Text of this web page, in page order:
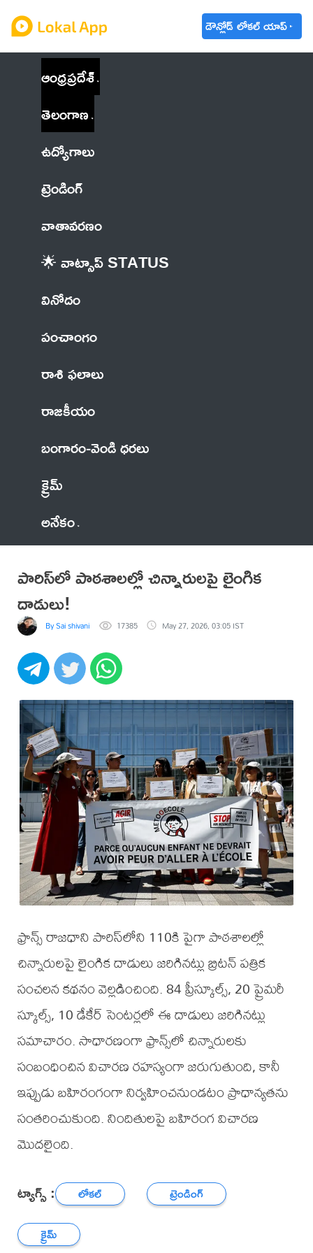
డౌన్లోడ్ లోకల్ యాప్
ఆంధ్రప్రదేశ్
తెలంగాణ
ఉద్యోగాలు
ట్రెండింగ్
వాతావరణం
🌟 వాట్సాప్ STATUS
వినోదం
పంచాంగం
రాశి ఫలాలు
రాజకీయం
బంగారం-వెండి ధరలు
క్రైమ్
అనేకం
పారిస్‌లో పాఠశాలల్లో చిన్నారులపై లైంగిక
దాడులు!
By Sai shivani 17385 May 27, 2026, 03:05 IST
ఫ్రాన్స్ రాజధాని పారిస్‌లోని 110కి పైగా పాఠశాలల్లో
చిన్నారులపై లైంగిక దాడులు జరిగినట్లు బ్రిటన్ పత్రిక
సంచలన కథనం వెల్లడించింది. 84 ప్రీస్కూల్స్, 20 ప్రైమరీ
స్కూల్స్, 10 డేకేర్ సెంటర్లలో ఈ దాడులు జరిగినట్లు
సమాచారం. సాధారణంగా ఫ్రాన్స్‌లో చిన్నారులకు
సంబంధించిన విచారణ రహస్యంగా జరుగుతుంది, కానీ
ఇప్పుడు బహిరంగంగా నిర్వహించనుండటం ప్రాధాన్యతను
సంతరించుకుంది. నిందితులపై బహిరంగ విచారణ
మొదలైంది.
ట్యాగ్స్ : లోకల్
ట్రెండింగ్
క్రైమ్